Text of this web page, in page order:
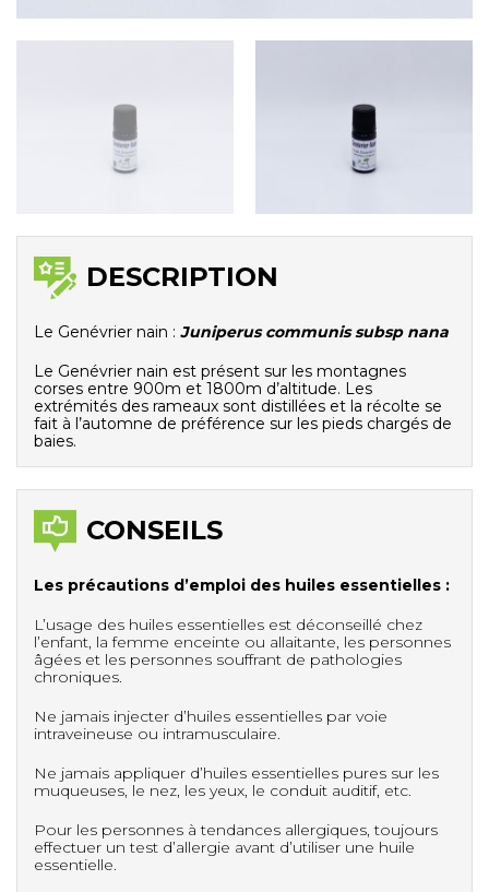
DESCRIPTION
Le Genévrier nain : Juniperus communis subsp nana
Le Genévrier nain est présent sur les montagnes
corses entre 900m et 1800m d’altitude. Les
extrémités des rameaux sont distillées et la récolte se
fait à l’automne de préférence sur les pieds chargés de
baies.
CONSEILS
Les précautions d’emploi des huiles essentielles :
L’usage des huiles essentielles est déconseillé chez
l’enfant, la femme enceinte ou allaitante, les personnes
âgées et les personnes souffrant de pathologies
chroniques.
Ne jamais injecter d’huiles essentielles par voie
intraveineuse ou intramusculaire.
Ne jamais appliquer d’huiles essentielles pures sur les
muqueuses, le nez, les yeux, le conduit auditif, etc.
Pour les personnes à tendances allergiques, toujours
effectuer un test d’allergie avant d’utiliser une huile
essentielle.